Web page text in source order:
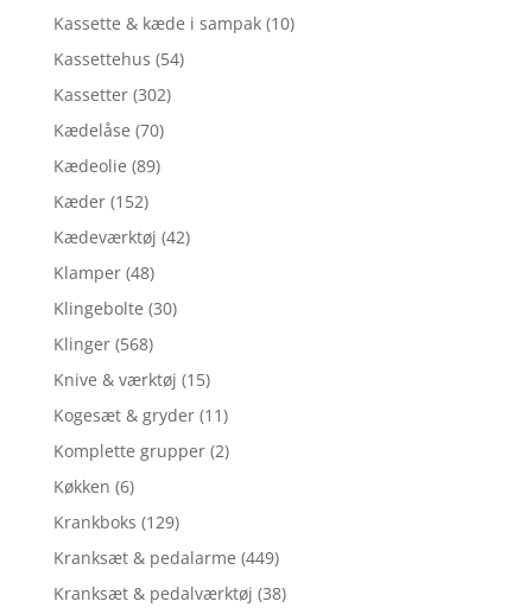
Kassette & kæde i sampak (10)
Kassettehus (54)
Kassetter (302)
Kædelåse (70)
Kædeolie (89)
Kæder (152)
Kædeværktøj (42)
Klamper (48)
Klingebolte (30)
Klinger (568)
Knive & værktøj (15)
Kogesæt & gryder (11)
Komplette grupper (2)
Køkken (6)
Krankboks (129)
Kranksæt & pedalarme (449)
Kranksæt & pedalværktøj (38)